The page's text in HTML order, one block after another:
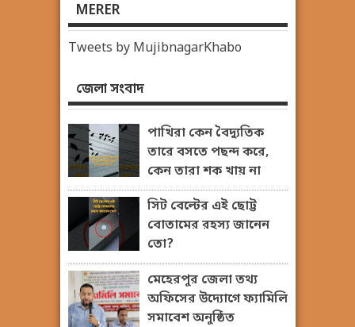
MERER
Tweets by MujibnagarKhabo
জেলা সংবাদ
পাখিরা কেন বৈদ্যুতিক
তারে বসতে পছন্দ করে,
কেন তারা শক খায় না
সিট বেল্টের এই ছোট্ট
বোতামের রহস্য জানেন
তো?
মেহেরপুর জেলা তথ্য
অফিসের উদ্যোগে ফ্যামিলি
সমাবেশ অনুষ্ঠিত